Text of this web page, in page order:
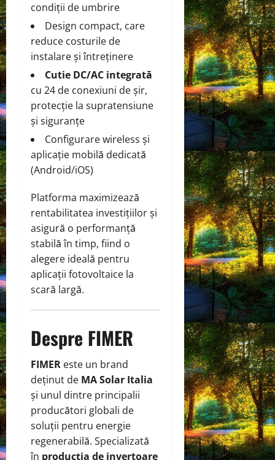
condiții de umbrire
Design compact, care
reduce costurile de
instalare și întreținere
Cutie DC/AC integrată
cu 24 de conexiuni de șir,
protecție la supratensiune
și siguranțe
Configurare wireless și
aplicație mobilă dedicată
(Android/iOS)
Platforma maximizează
rentabilitatea investițiilor și
asigură o performanță
stabilă în timp, fiind o
alegere ideală pentru
aplicații fotovoltaice la
scară largă.
Despre FIMER
FIMER este un brand
deținut de MA Solar Italia
și unul dintre principalii
producători globali de
soluții pentru energie
regenerabilă. Specializată
în producția de invertoare